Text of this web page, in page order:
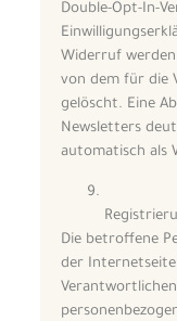
Double-Opt-In-
Widerruf werden
von dem für die
gelöscht. Eine
Newsletters
automatisch als
Die betroffene
der